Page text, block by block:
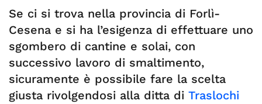
Se ci si trova nella provincia di Forlì-
Cesena e si ha l’esigenza di effettuare uno
sgombero di cantine e solai, con
successivo lavoro di smaltimento,
sicuramente è possibile fare la scelta
giusta rivolgendosi alla ditta di Traslochi